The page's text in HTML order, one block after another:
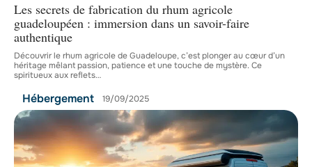
Les secrets de fabrication du rhum agricole
guadeloupéen : immersion dans un savoir-faire
authentique
Découvrir le rhum agricole de Guadeloupe, c’est plonger au cœur d’un
héritage mêlant passion, patience et une touche de mystère. Ce
spiritueux aux reflets…
Hébergement 19/09/2025